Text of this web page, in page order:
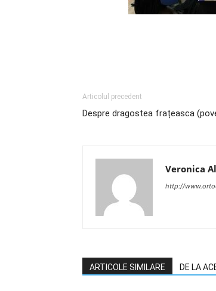
Articolul precedent
Despre dragostea frațeasca
Veronica
http://
ARTICOLE SIMILARE DE LA